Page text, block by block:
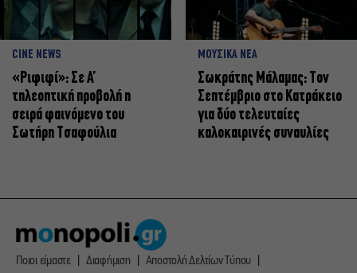
CINE NEWS
«Ριφιφί»: Σε Α’
τηλεοπτική προβολή η
σειρά φαινόμενο του
Σωτήρη Τσαφούλια
ΜΟΥΣΙΚΑ ΝΕΑ
Σωκράτης Μάλαμας: Τον
Σεπτέμβριο στο Κατράκειο
για δύο τελευταίες
καλοκαιρινές συναυλίες
Ποιοι είμαστε Διαφήμιση
Αποστολή Δελτίων Τύπου